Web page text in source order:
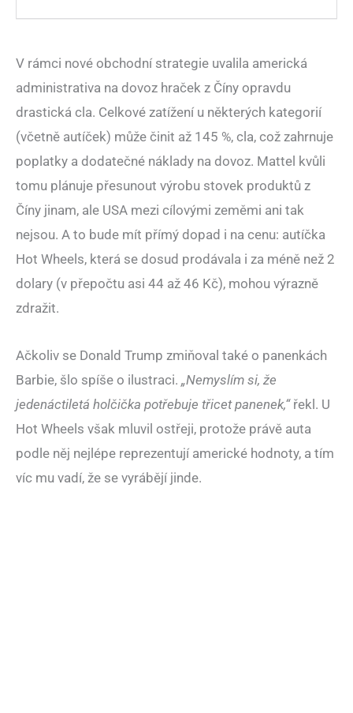
V rámci nové obchodní strategie uvalila americká
administrativa na dovoz hraček z Číny opravdu
drastická cla. Celkové zatížení u některých kategorií
(včetně autíček) může činit až 145 %, cla, což zahrnuje
poplatky a dodatečné náklady na dovoz. Mattel kvůli
tomu plánuje přesunout výrobu stovek produktů z
Číny jinam, ale USA mezi cílovými zeměmi ani tak
nejsou. A to bude mít přímý dopad i na cenu: autíčka
Hot Wheels, která se dosud prodávala i za méně než 2
dolary (v přepočtu asi 44 až 46 Kč), mohou výrazně
zdražit.
Ačkoliv se Donald Trump zmiňoval také o panenkách
Barbie, šlo spíše o ilustraci. „Nemyslím si, že
jedenáctiletá holčička potřebuje třicet panenek,“řekl. U
Hot Wheels však mluvil ostřeji, protože právě auta
podle něj nejlépe reprezentují americké hodnoty, a tím
víc mu vadí, že se vyrábějí jinde.